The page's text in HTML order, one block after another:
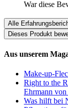
War diese
Alle
Dieses Produkt
Aus unserem
Make-up-
Right to the
Ehrmann von
Was hilft bei